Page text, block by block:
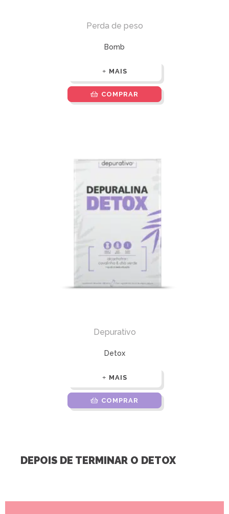
Perda de peso
Bomb
MAIS
COMPRAR
Depurativo
Detox
MAIS
COMPRAR
DEPOIS DE TERMINAR O DETOX